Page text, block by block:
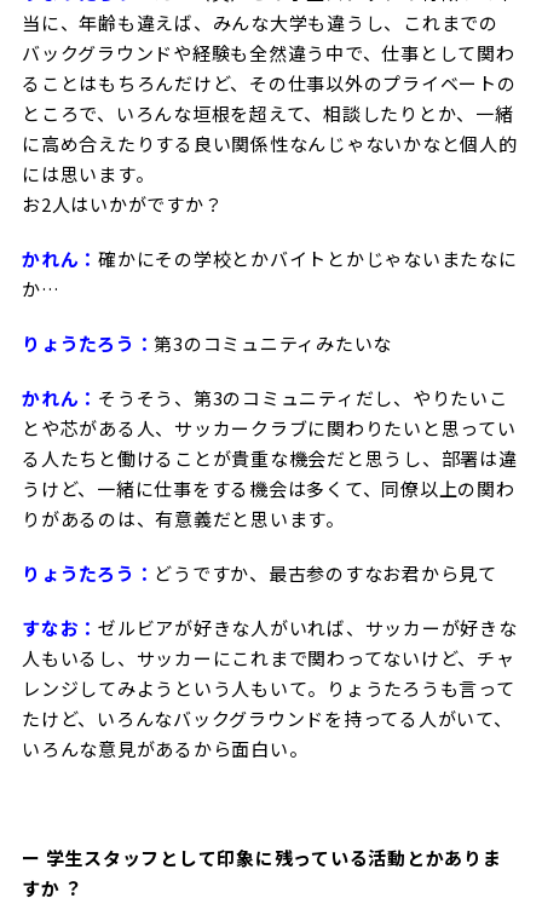
当に、年齢も違えば、みんな大学も違うし、これまでの
バックグラウンドや経験も全然違う中で、仕事として関わ
ることはもちろんだけど、その仕事以外のプライベートの
ところで、いろんな垣根を超えて、相談したりとか、一緒
に高め合えたりする良い関係性なんじゃないかなと個人的
には思います。
お2人はいかがですか？
かれん： 確かにその学校とかバイトとかじゃないまたなに
か…
りょうたろう：第3のコミュニティみたいな
かれん： そうそう、第3のコミュニティだし、やりたいこ
とや芯がある人、サッカークラブに関わりたいと思ってい
る人たちと働けることが貴重な機会だと思うし、部署は違
うけど、一緒に仕事をする機会は多くて、同僚以上の関わ
りがあるのは、有意義だと思います。
りょうたろう： どうですか、最古参のすなお君から見て
すなお： ゼルビアが好きな人がいれば、サッカーが好きな
人もいるし、サッカーにこれまで関わってないけど、チャ
レンジしてみようという人もいて。りょうたろうも言って
たけど、いろんなバックグラウンドを持ってる人がいて、
いろんな意見があるから面白い。
ー 学生スタッフとして印象に残っている活動とかありま
すか ？